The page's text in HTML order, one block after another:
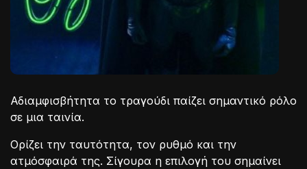
Αδιαμφισβήτητα το τραγούδι παίζει σημαντικό ρόλο
σε μια ταινία.
Ορίζει την ταυτότητα, τον ρυθμό και την
ατμόσφαιρά της. Σίγουρα η επιλογή του σημαίνει